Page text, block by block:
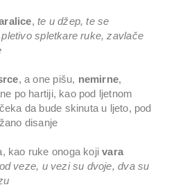
,te u džep, te se
spletkare ruke, zavlače
, a one pišu, nemirne,
po hartiji, kao pod ljetnom
da bude skinuta u ljeto, pod
disanje
kao ruke onoga kojivara
veze, u vezi su dvoje, dva su